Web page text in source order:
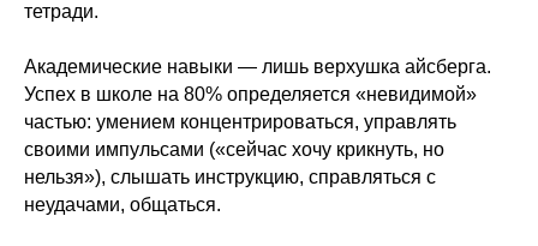
тетради.
Академические навыки — лишь верхушка айсберга.
Успех в школе на 80% определяется «невидимой»
частью: умением концентрироваться, управлять
своими импульсами («сейчас хочу крикнуть, но
нельзя»), слышать инструкцию, справляться с
неудачами, общаться.